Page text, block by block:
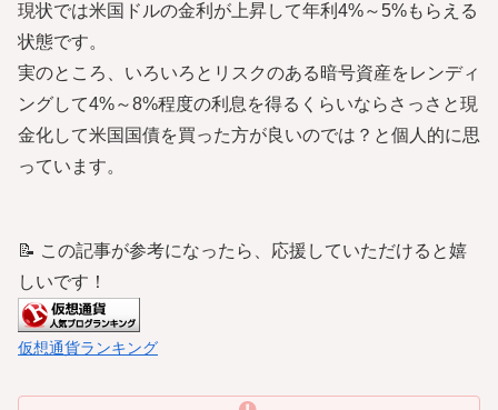
現状では米国ドルの金利が上昇して年利4%～5%もらえる
状態です。
実のところ、いろいろとリスクのある暗号資産をレンディ
ングして4%～8%程度の利息を得るくらいならさっさと現
金化して米国国債を買った方が良いのでは？と個人的に思
っています。
📝 この記事が参考になったら、応援していただけると嬉
しいです！
仮想通貨ランキング